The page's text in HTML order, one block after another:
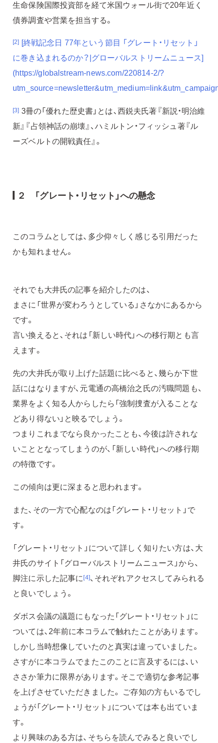
生命保険国際投資部を経て米国ウォール街で20年近く
債券調査や営業を担当する。
[2] [終戦記念日 77年という節目 「グレート・リセット」
に巻き込まれるのか？|グローバルストリームニュース]
(https://globalstream-news.com/220814-2/?
[3] 3冊の「優れた歴史書」とは、西鋭夫氏著『新説・明治維
新』『占領神話の崩壊』、ハミルトン・フィッシュ著『ル
ーズベルトの開戦責任』。
２ 「グレート・リセット」への懸念
このコラムとしては、多少仰々しく感じる引用だった
かも知れません。
それでも大井氏の記事を紹介したのは、
まさに「世界が変わろうとしている」さなかにあるから
です。
言い換えると、それは「新しい時代」への移行期とも言
えます。
先の大井氏が取り上げた話題に比べると、幾らか下世
話にはなりますが、元電通の高橋治之氏の汚職問題も、
業界をよく知る人からしたら「強制捜査が入ることな
どあり得ない」と映るでしょう。
つまりこれまでなら良かったことも、今後は許されな
いこととなってしまうのが、「新しい時代」への移行期
の特徴です。
この傾向は更に深まると思われます。
また、その一方で心配なのは「グレート・リセット」で
す。
「グレート・リセット」について詳しく知りたい方は、大
井氏のサイト「グローバルストリームニュース」から、
脚注に示した記事に[4]、それぞれアクセスしてみられる
と良いでしょう。
ダボス会議の議題にもなった「グレート・リセット」に
ついては、2年前に本コラムで触れたことがあります。
しかし当時想像していたのと真実は違っていました。
さすがに本コラムでまたこのことに言及するには、い
ささか筆力に限界があります。そこで適切な参考記事
を上げさせていただきました。 ご存知の方もいるでし
ょうが「グレート・リセット」については本も出ていま
す。
より興味のある方は、そちらを読んでみると良いでし